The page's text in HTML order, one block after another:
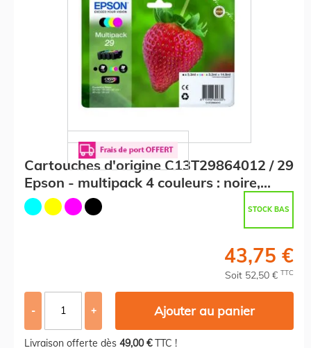
Cartouches d'origine C13T29864012 / 29
Epson - multipack 4 couleurs : noire,
cyan, magenta, jaune
STOCK BAS
43,75 €
Soit 52,50 € TTC
- + Ajouter au panier
Livraison offerte dès 49,00 €TTC !